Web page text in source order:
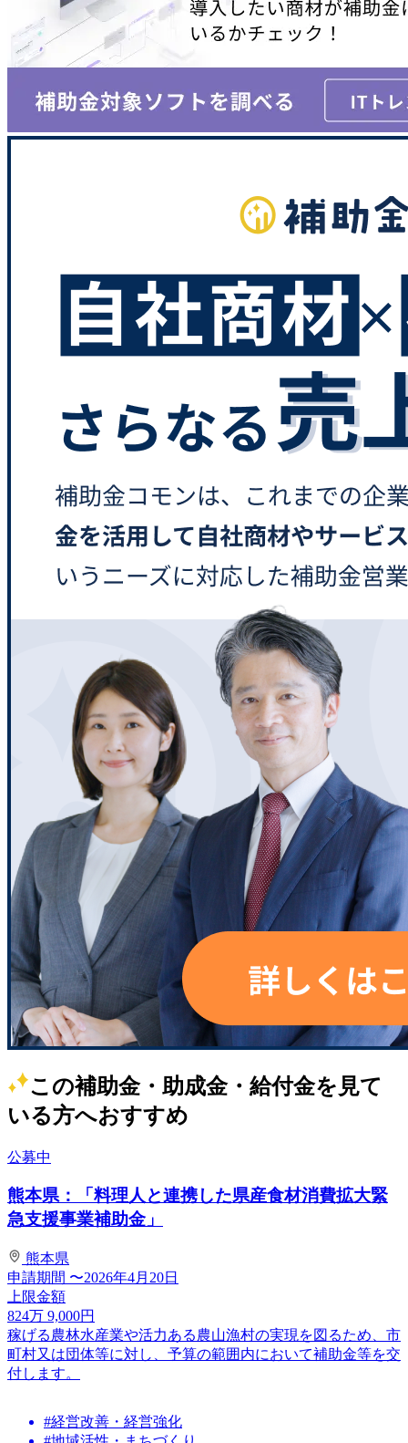
この補助金・助成金・給付金を見て
いる方へおすすめ
公募中
熊本県：「料理人と連携した県産食材消費拡大緊
急支援事業補助金」
熊本県
申請期間 〜2026年4月20日
上限金額
824万 9,000円
稼げる農林水産業や活力ある農山漁村の実現を図るため、市
町村又は団体等に対し、予算の範囲内において補助金等を交
付します。
#経営改善・経営強化